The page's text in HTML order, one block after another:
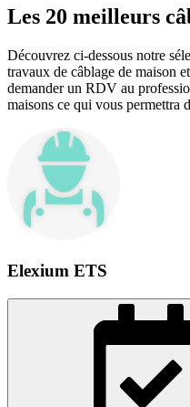
Les 20 meilleurs
Découvrez ci-dessous notre
travaux de câblage de maison
demander un RDV au
maisons ce qui vous permettra
Elexium ETS